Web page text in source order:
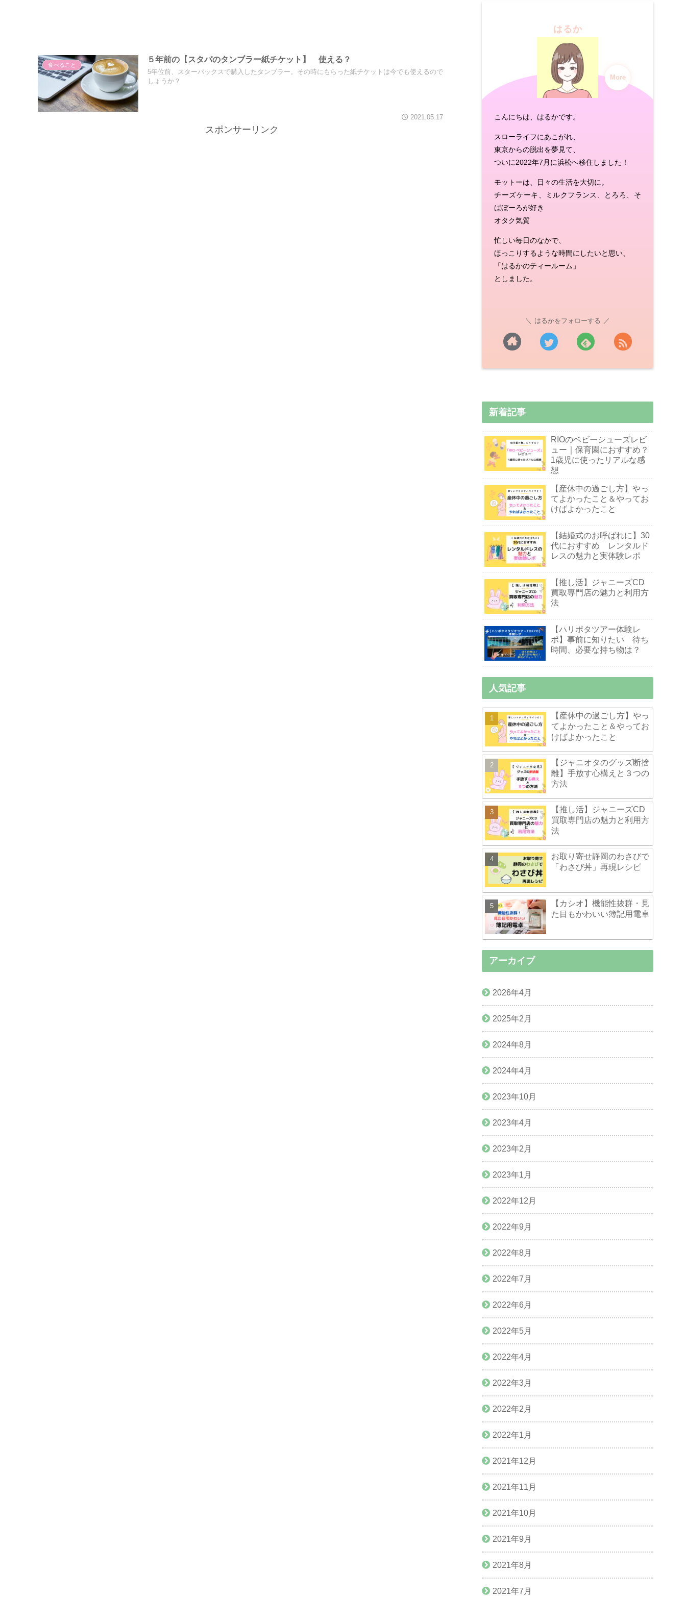
食べること
５年前の【スタバのタンブラー紙チケット】 使える？
5年位前、スターバックスで購入したタンブラー。その時にもらった紙チケットは今でも使えるので
しょうか？
2021.05.17
スポンサーリンク
はるか
More
こんにちは、はるかです。
スローライフにあこがれ、
東京からの脱出を夢見て、
ついに2022年7月に浜松へ移住しました！
モットーは、日々の生活を大切に。
チーズケーキ、ミルクフランス、とろろ、そ
ばぼーろが好き
オタク気質
忙しい毎日のなかで、
ほっこりするような時間にしたいと思い、
「はるかのティールーム」
としました。
はるかをフォローする
新着記事
RIOのベビーシューズレビ
ュー｜保育園におすすめ？
1歳児に使ったリアルな感
想
【産休中の過ごし方】やっ
てよかったこと＆やってお
けばよかったこと
【結婚式のお呼ばれに】30
代におすすめ レンタルド
レスの魅力と実体験レポ
【推し活】ジャニーズCD
買取専門店の魅力と利用方
法
【ハリポタツアー体験レ
ポ】事前に知りたい 待ち
時間、必要な持ち物は？
人気記事
【産休中の過ごし方】やっ
てよかったこと＆やってお
けばよかったこと
【ジャニオタのグッズ断捨
離】手放す心構えと３つの
方法
【推し活】ジャニーズCD
買取専門店の魅力と利用方
法
お取り寄せ静岡のわさびで
「わさび丼」再現レシピ
【カシオ】機能性抜群・見
た目もかわいい簿記用電卓
アーカイブ
2026年4月
2025年2月
2024年8月
2024年4月
2023年10月
2023年4月
2023年2月
2023年1月
2022年12月
2022年9月
2022年8月
2022年7月
2022年6月
2022年5月
2022年4月
2022年3月
2022年2月
2022年1月
2021年12月
2021年11月
2021年10月
2021年9月
2021年8月
2021年7月